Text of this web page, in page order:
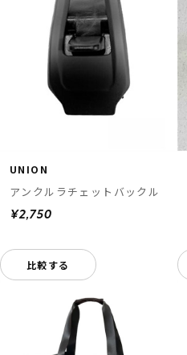
UNION
アンクルラチェットバックル
¥2,750
比較する